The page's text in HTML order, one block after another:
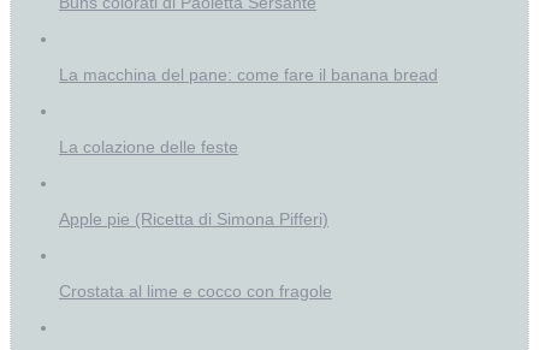
La macchina del pane: come fare il banana bread
La colazione delle feste
Apple pie (Ricetta di Simona Pifferi)
Crostata al lime e cocco con fragole